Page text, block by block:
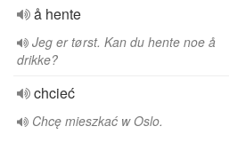
å hente
Jeg er tørst. Kan du hente noe å
drikke?
chcieć
Chcę mieszkać w Oslo.